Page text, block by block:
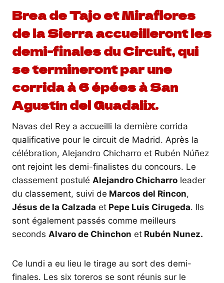
Brea de Tajo et Miraflores
de la Sierra accueilleront les
demi-finales du Circuit, qui
se termineront par une
corrida à 6 épées à San
Agustín del Guadalix.
Navas del Rey a accueilli la dernière corrida
qualificative pour le circuit de Madrid. Après la
célébration, Alejandro Chicharro et Rubén Núñez
ont rejoint les demi-finalistes du concours. Le
classement postulé Alejandro Chicharro leader
du classement, suivi de Marcos del Rincon,
Jésus de la Calzada et Pepe Luis Cirugeda. Ils
sont également passés comme meilleurs
seconds Alvaro de Chinchon et Rubén Nunez.
Ce lundi a eu lieu le tirage au sort des demi-
finales. Les six toreros se sont réunis sur le